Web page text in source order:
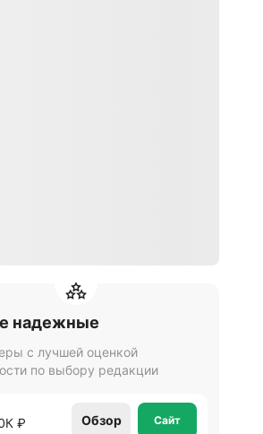
надежные
с лучшей оценкой
по выбору редакции
₽ Обзор Сайт